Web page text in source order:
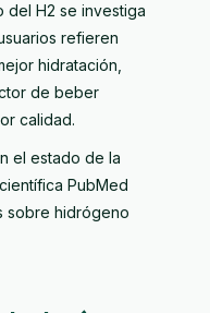
del H2 se investiga
refieren
hidratación,
de beber
calidad.
el estado de la
PubMed
sobre hidrógeno